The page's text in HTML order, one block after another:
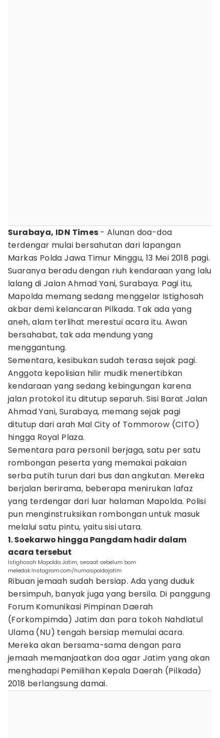
Surabaya, IDN Times - Alunan doa-doa
terdengar mulai bersahutan dari lapangan
Markas Polda Jawa Timur Minggu, 13 Mei 2018 pagi.
Suaranya beradu dengan riuh kendaraan yang lalu
lalang di Jalan Ahmad Yani, Surabaya. Pagi itu,
Mapolda memang sedang menggelar Istighosah
akbar demi kelancaran Pilkada. Tak ada yang
aneh, alam terlihat merestui acara itu. Awan
bersahabat, tak ada mendung yang
menggantung.
Sementara, kesibukan sudah terasa sejak pagi.
Anggota kepolisian hilir mudik menertibkan
kendaraan yang sedang kebingungan karena
jalan protokol itu ditutup separuh. Sisi Barat Jalan
Ahmad Yani, Surabaya, memang sejak pagi
ditutup dari arah Mal City of Tommorow (CITO)
hingga Royal Plaza.
Sementara para personil berjaga, satu per satu
rombongan peserta yang memakai pakaian
serba putih turun dari bus dan angkutan. Mereka
berjalan berirama, beberapa menirukan lafaz
yang terdengar dari luar halaman Mapolda. Polisi
pun menginstruksikan rombongan untuk masuk
melalui satu pintu, yaitu sisi utara.
1. Soekarwo hingga Pangdam hadir dalam
acara tersebut
Istighosah Mapolda Jatim, sesaat sebelum bom
meledak.Instagram.com/humaspoldajatim
Ribuan jemaah sudah bersiap. Ada yang duduk
bersimpuh, banyak juga yang bersila. Di panggung
Forum Komunikasi Pimpinan Daerah
(Forkompimda) Jatim dan para tokoh Nahdlatul
Ulama (NU) tengah bersiap memulai acara.
Mereka akan bersama-sama dengan para
jemaah memanjaatkan doa agar Jatim yang akan
menghadapi Pemilihan Kepala Daerah (Pilkada)
2018 berlangsung damai.